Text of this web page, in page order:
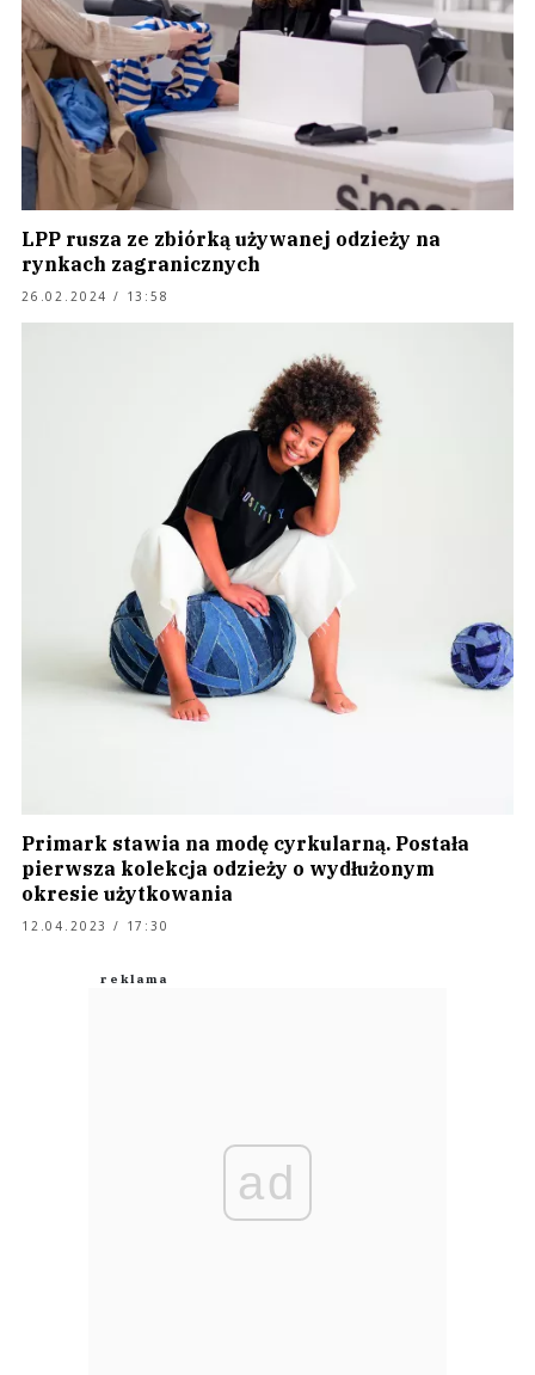
LPP rusza ze zbiórką używanej odzieży na
rynkach zagranicznych
26.02.2024 / 13:58
Primark stawia na modę cyrkularną. Postała
pierwsza kolekcja odzieży o wydłużonym
okresie użytkowania
12.04.2023 / 17:30
ad